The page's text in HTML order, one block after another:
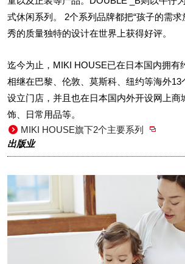
式休闲系列。 2个系列品牌都把“孩子的需求
秀的质量独特的设计在世界上获得好评。
迄今为止，MIKI HOUSE已在日本国内拥有
相继在巴黎、伦敦、莫斯科、纽约等海外13
设立门店，并且也在日本国内外开设网上商
饰、日常用品等。
MIKI HOUSE旗下2个主要系列
出版业